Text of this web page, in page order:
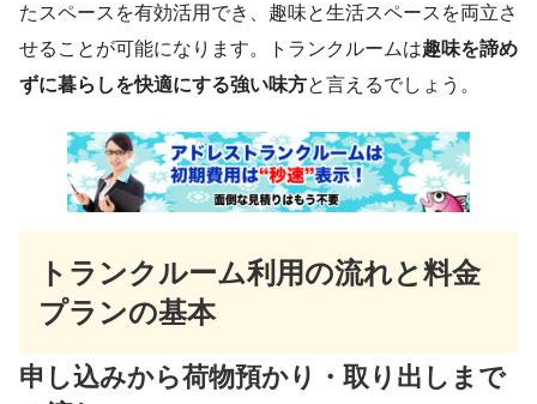
たスペースを有効活用でき、趣味と生活スペースを両立さ
せることが可能になります。トランクルームは趣味を諦め
ずに暮らしを快適にする強い味方と言えるでしょう。
トランクルーム利用の流れと料金
プランの基本
申し込みから荷物預かり・取り出しまで